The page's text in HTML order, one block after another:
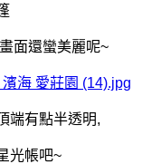
面還蠻美麗呢~
端有點半透明,
光帳吧~